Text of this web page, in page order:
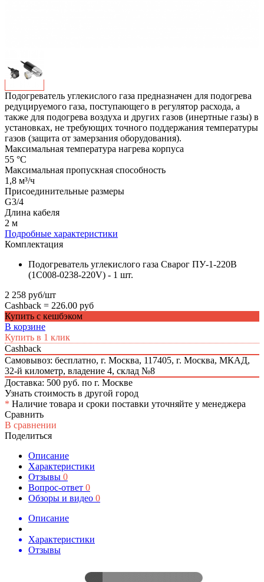
Подогреватель углекислого газа предназначен для подогрева
редуцируемого газа, поступающего в регулятор расхода, а
также для подогрева воздуха и других газов (инертные газы) в
установках, не требующих точного поддержания температуры
газов (защита от замерзания оборудования).
Максимальная температура нагрева корпуса
55 °C
Максимальная пропускная способность
1,8 м³/ч
Присоединительные размеры
G3/4
Длина кабеля
2 м
Подробные характеристики
Комплектация
Подогреватель углекислого газа Сварог ПУ-1-220В
(1C008-0238-220V) - 1 шт.
2 258 руб/шт
Cashback = 226.00 руб
Купить с кешбэком
В корзине
Купить в 1 клик
Cashback
Самовывоз: бесплатно, г. Москва, 117405, г. Москва, МКАД,
32-й километр, владение 4, склад №8
Доставка: 500 руб. по г. Москве
Узнать стоимость в другой город
* Наличие товара и сроки поставки уточняйте у менеджера
Сравнить
В сравнении
Поделиться
Описание
Характеристики
Отзывы 0
Вопрос-ответ 0
Обзоры и видео 0
Описание
Характеристики
Отзывы